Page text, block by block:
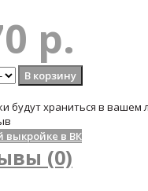
р.
будут храниться в вашем
выкройке в ВК
(0)